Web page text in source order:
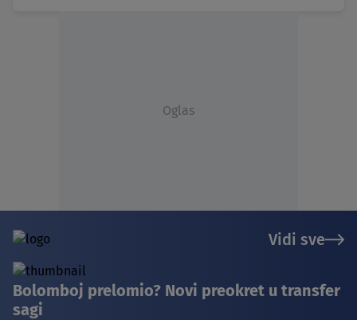
Oglas
Vidi sve
Bolomboj prelomio? Novi preokret u transfer
sagi